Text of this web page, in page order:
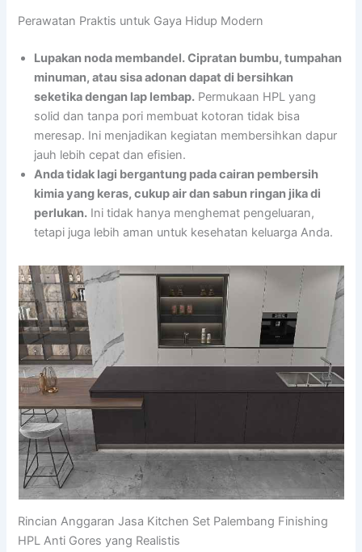
Perawatan Praktis untuk Gaya Hidup Modern
Lupakan noda membandel. Cipratan bumbu, tumpahan
minuman, atau sisa adonan dapat di bersihkan
seketika dengan lap lembap. Permukaan HPL yang
solid dan tanpa pori membuat kotoran tidak bisa
meresap. Ini menjadikan kegiatan membersihkan dapur
jauh lebih cepat dan efisien.
Anda tidak lagi bergantung pada cairan pembersih
kimia yang keras, cukup air dan sabun ringan jika di
perlukan. Ini tidak hanya menghemat pengeluaran,
tetapi juga lebih aman untuk kesehatan keluarga Anda.
Rincian Anggaran Jasa Kitchen Set Palembang Finishing
HPL Anti Gores yang Realistis